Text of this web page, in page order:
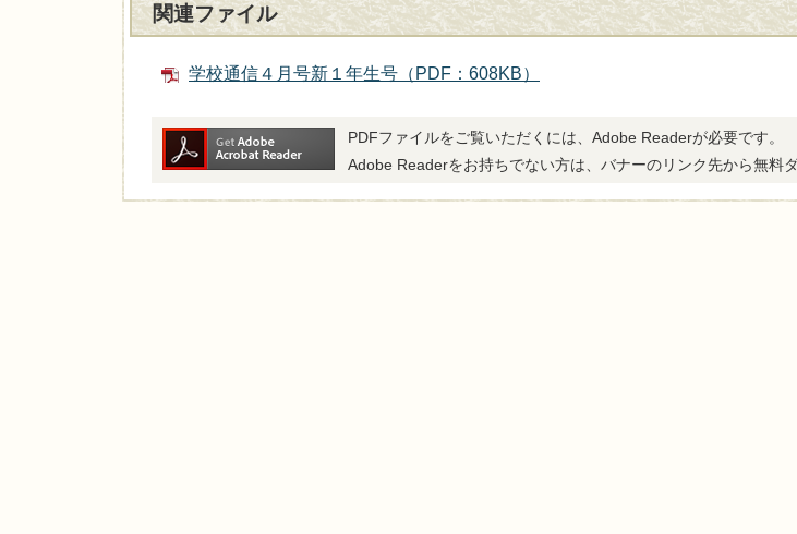
関連ファイル
学校通信４月号新１年生号（PDF：608KB）
PDFファイルをご覧いただくには、Adobe Readerが必要です。
Adobe Readerをお持ちでない方は、バナーのリンク先から無料